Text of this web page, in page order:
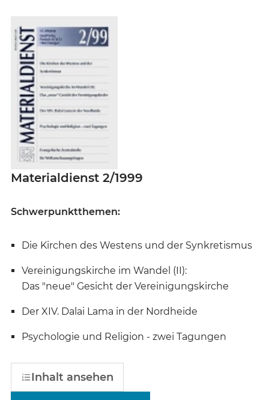
Materialdienst 2/1999
Schwerpunktthemen:
Die Kirchen des Westens und der Synkretismus
Vereinigungskirche im Wandel (II):
Das "neue" Gesicht der Vereinigungskirche
Der XIV. Dalai Lama in der Nordheide
Psychologie und Religion - zwei Tagungen
Inhalt ansehen